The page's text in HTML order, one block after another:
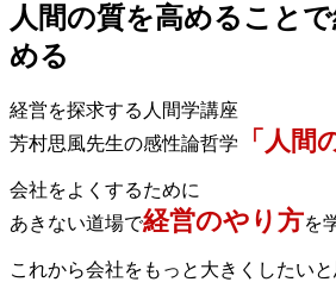
人間の質を高めること
める
経営を探求する人間学講座
芳村思風先生の感性論哲学
「人間
会社をよくするために
あきない道場で経営のやり方を
これから会社をもっと大きくしたい